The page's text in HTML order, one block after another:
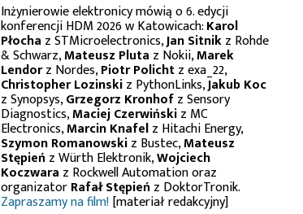
Inżynierowie elektronicy mówią o 6. edycji
konferencji HDM 2026 w Katowicach:Karol
Płocha z STMicroelectronics,Jan Sitnikz Rohde
& Schwarz,Mateusz Pluta z Nokii,Marek
Lendorz Nordes,Piotr Polichtz exa_22,
Christopher Lozinskiz PythonLinks,Jakub Koc
z Synopsys,Grzegorz Kronhofz Sensory
Diagnostics,Maciej Czerwińskiz MC
Electronics,Marcin Knafelz Hitachi Energy,
Szymon Romanowskiz Bustec,Mateusz
Stępień z Würth Elektronik,Wojciech
Koczwara z Rockwell Automation oraz
organizatorRafał Stępień z DoktorTronik.
Zapraszamy na film![materiał redakcyjny]